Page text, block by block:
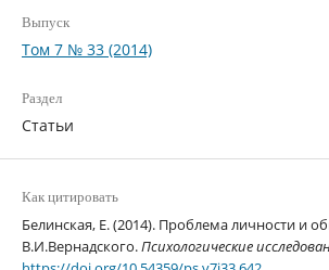
Выпуск
Том 7 № 33 (2014)
Раздел
Статьи
Как цитировать
Белинская, Е. (2014). Проблема личности и
В.И.Вернадского.Психологические